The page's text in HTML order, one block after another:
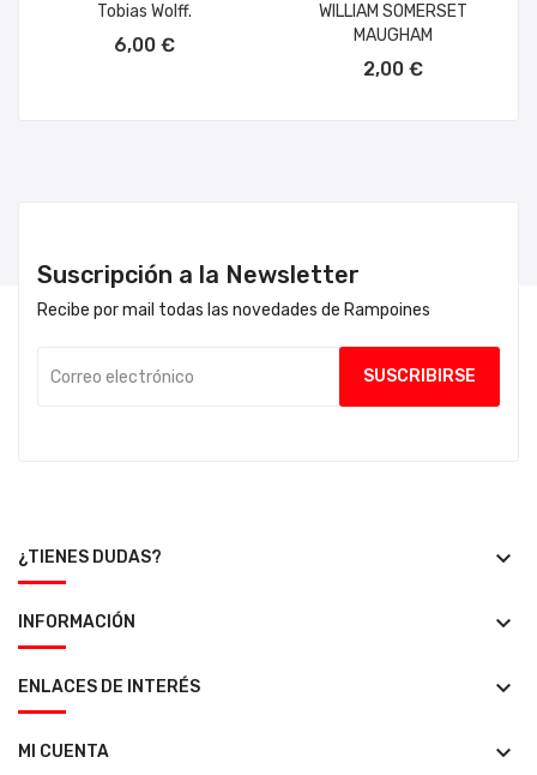
Tobias Wolff.
6,00 €
WILLIAM SOMERSET
MAUGHAM
2,00 €
Suscripción a la Newsletter
Recibe por mail todas las novedades de Rampoines
¿TIENES DUDAS? keyboard_arrow_down
INFORMACIÓN keyboard_arrow_down
ENLACES DE INTERÉS keyboard_arrow_down
MI CUENTA keyboard_arrow_down